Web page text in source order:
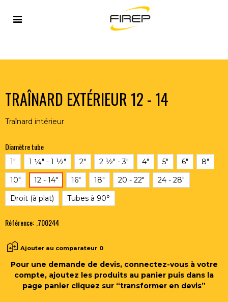
Accueil OUTILLAGE DU SOUDEUR >
TRAÎNARD EXTÉRIEUR 12 - 14
TRAÎNARD EXTÉRIEUR 12 - 14
Traînard intérieur
Diamètre tube
1" 1 ¼" - 1 ½" 2" 2 ½" - 3" 4" 5" 6"
8"
10"
12 - 14" 16" 18" 20 - 22"
24 - 28"
Droit (à plat)
Tubes à 90°
Référence: .700244
Ajouter au comparateur 0
Pour une demande de devis, connectez-vous à votre
compte, ajoutez les produits au panier puis dans la
page panier cliquez sur “transformer en devis”